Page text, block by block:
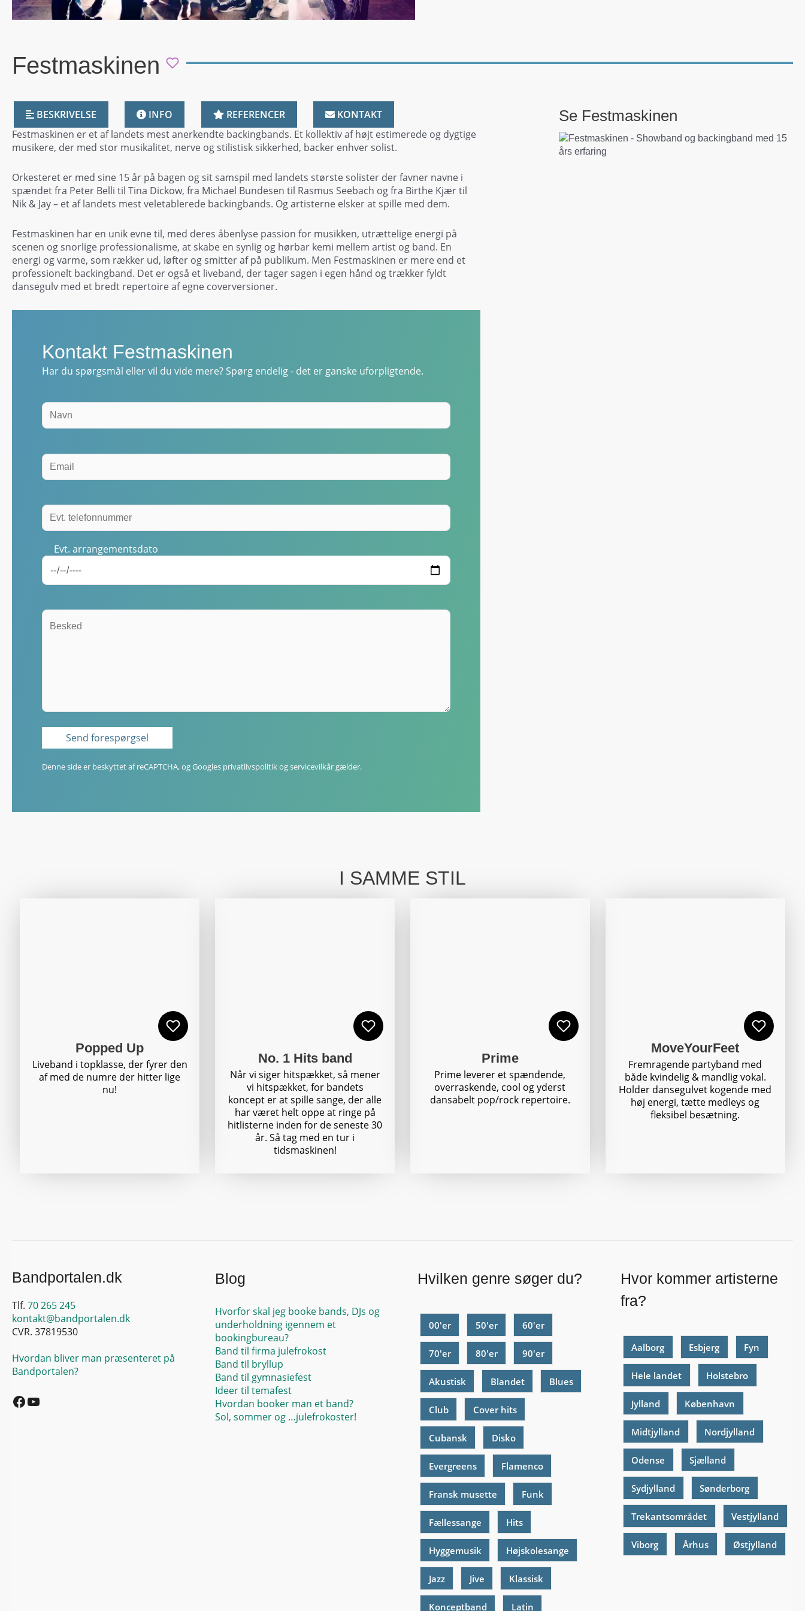
Festmaskinen
BESKRIVELSE INFO REFERENCER
KONTAKT
Festmaskinen er et af landets mest anerkendte backingbands. Et kollektiv af højt estimerede og dygtige
musikere, der med stor musikalitet, nerve og stilistisk sikkerhed, backer enhver solist.
Orkesteret er med sine 15 år på bagen og sit samspil med landets største solister der favner navne i
spændet fra Peter Belli til Tina Dickow, fra Michael Bundesen til Rasmus Seebach og fra Birthe Kjær til
Nik & Jay – et af landets mest veletablerede backingbands. Og artisterne elsker at spille med dem.
Festmaskinen har en unik evne til, med deres åbenlyse passion for musikken, utrættelige energi på
scenen og snorlige professionalisme, at skabe en synlig og hørbar kemi mellem artist og band. En
energi og varme, som rækker ud, løfter og smitter af på publikum. Men Festmaskinen er mere end et
professionelt backingband. Det er også et liveband, der tager sagen i egen hånd og trækker fyldt
dansegulv med et bredt repertoire af egne coverversioner.
Kontakt Festmaskinen
Har du spørgsmål eller vil du vide mere? Spørg endelig - det er ganske uforpligtende.
Evt. arrangementsdato
Denne side er beskyttet af reCAPTCHA, og Googles privatlivspolitikogservicevilkår gælder.
Se Festmaskinen
I SAMME STIL
Popped Up
Liveband i topklasse, der fyrer den
af med de numre der hitter lige
nu!
No. 1 Hits band
Når vi siger hitspækket, så mener
vi hitspækket, for bandets
koncept er at spille sange, der alle
har været helt oppe at ringe på
hitlisterne inden for de seneste 30
år. Så tag med en tur i
tidsmaskinen!
Prime
Prime leverer et spændende,
overraskende, cool og yderst
dansabelt pop/rock repertoire.
MoveYourFeet
Fremragende partyband med
både kvindelig & mandlig vokal.
Holder dansegulvet kogende med
høj energi, tætte medleys og
fleksibel besætning.
Bandportalen.dk
Tlf. 70 265 245
kontakt@bandportalen.dk
CVR. 37819530
Hvordan bliver man præsenteret på
Bandportalen?
Facebook
Blog
Hvorfor skal jeg booke bands, DJs og
underholdning igennem et
bookingbureau?
Band til firma julefrokost
Band til bryllup
Band til gymnasiefest
Ideer til temafest
Hvordan booker man et band?
Sol, sommer og …julefrokoster!
Hvilken genre søger du?
00'er 50'er 60'er
70'er 80'er 90'er
Akustisk Blandet Blues
Club Cover hits
Cubansk Disko
Evergreens Flamenco
Fransk musette Funk
Fællessange Hits
Hyggemusik Højskolesange
Jazz Jive Klassisk
Konceptband Latin
Hvor kommer artisterne
fra?
Aalborg Esbjerg Fyn
Hele landet Holstebro
Jylland København
Midtjylland Nordjylland
Odense Sjælland
Sydjylland Sønderborg
Trekantsområdet Vestjylland
Viborg Århus Østjylland